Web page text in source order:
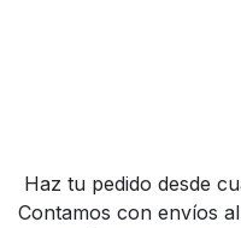
Haz tu pedido desde
Contamos con envíos